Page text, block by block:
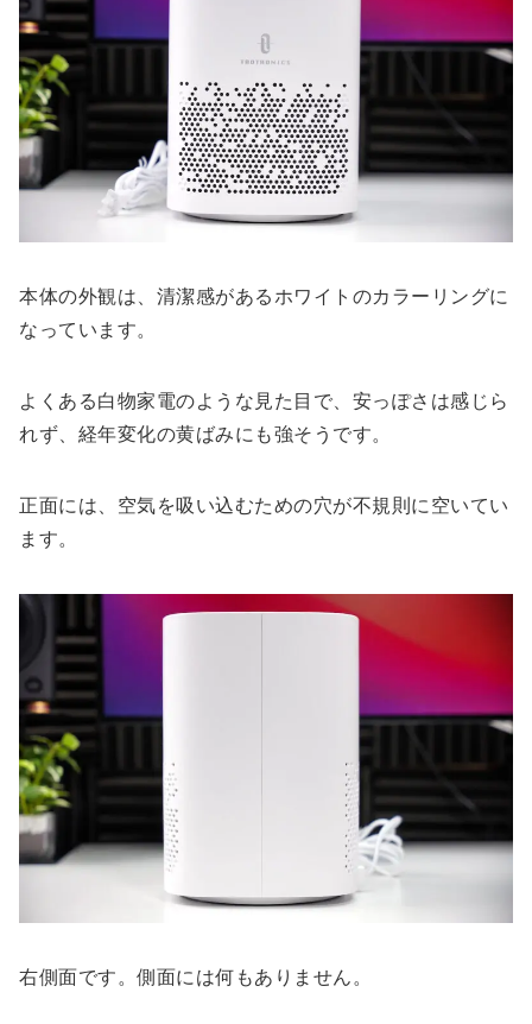
本体の外観は、清潔感があるホワイトのカラーリングに
なっています。
よくある白物家電のような見た目で、安っぽさは感じら
れず、経年変化の黄ばみにも強そうです。
正面には、空気を吸い込むための穴が不規則に空いてい
ます。
右側面です。側面には何もありません。